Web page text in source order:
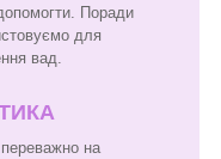
Поради
для
вад.
переважно на